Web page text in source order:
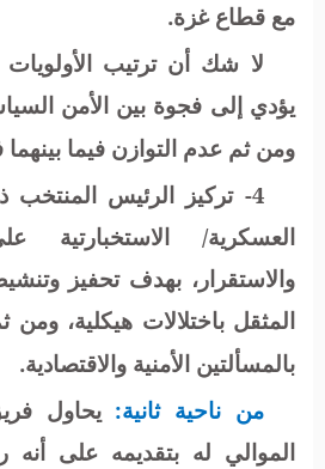
مع قطاع غزة.
لا شك أن ترتيب الأولويات
يؤدي إلى فجوة بين الأمن
ومن ثم عدم التوازن فيما
4- تركيز الرئيس المنتخب
العسكرية/ الاستخبارتية
والاستقرار، بهدف تحفيز
المثقل باختلالات هيكلية،
بالمسألتين الأمنية والاقتصادية.
من ناحية ثانية: يحاول
الموالي له بتقديمه على